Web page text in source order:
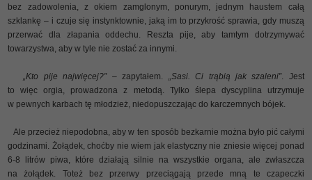
bez zadowolenia, z okiem zamglonym, ponurym, jednym haustem całą
szklankę – i czuje się instynktownie, jaką im to przykrość sprawia, gdy muszą
przerwać dla złapania oddechu. Reszta pije, aby tamtym dotrzymywać
towarzystwa, aby w tyle nie zostać za innymi.
„Kto pije najwięcej?” –zapytałem. „Sasi. Ci trąbią jak szaleni”. Jest
to więc orgia, prowadzona z metodą. Tylko ślepa dyscyplina utrzymuje
w pewnych karbach tę młodzież, niedopuszczając do karczemnych bójek.
Ale przecież niepodobna, aby w ten sposób bezkarnie można było pić całymi
godzinami. Żołądek, choćby nie wiem jak elastyczny nie zniesie więcej ponad
6-8 litrów piwa, które działają silnie na wszystkie organa, ale zwłaszcza
na żołądek. Toteż bez przerwy przeciągają przede mną te czapeczki